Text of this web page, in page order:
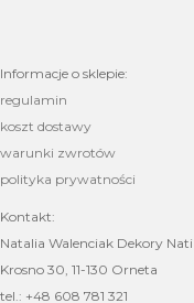
Informacje o sklepie:
regulamin
koszt dostawy
warunki zwrotów
polityka prywatności
Kontakt:
Natalia Walenciak Dekory Nati
Krosno 30, 11-130 Orneta
tel.: +48 608 781 321